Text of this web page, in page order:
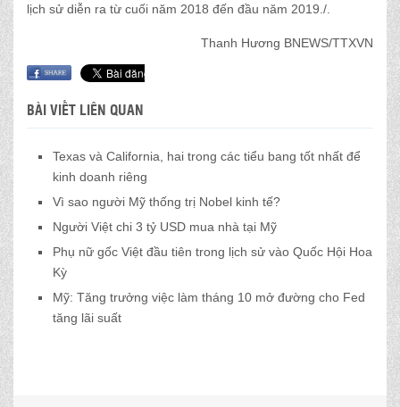
lịch sử diễn ra từ cuối năm 2018 đến đầu năm 2019./.
Thanh Hương BNEWS/TTXVN
BÀI VIẾT LIÊN QUAN
Texas và California, hai trong các tiểu bang tốt nhất để
kinh doanh riêng
Vì sao người Mỹ thống trị Nobel kinh tế?
Người Việt chi 3 tỷ USD mua nhà tại Mỹ
Phụ nữ gốc Việt đầu tiên trong lịch sử vào Quốc Hội Hoa
Kỳ
Mỹ: Tăng trưởng việc làm tháng 10 mở đường cho Fed
tăng lãi suất